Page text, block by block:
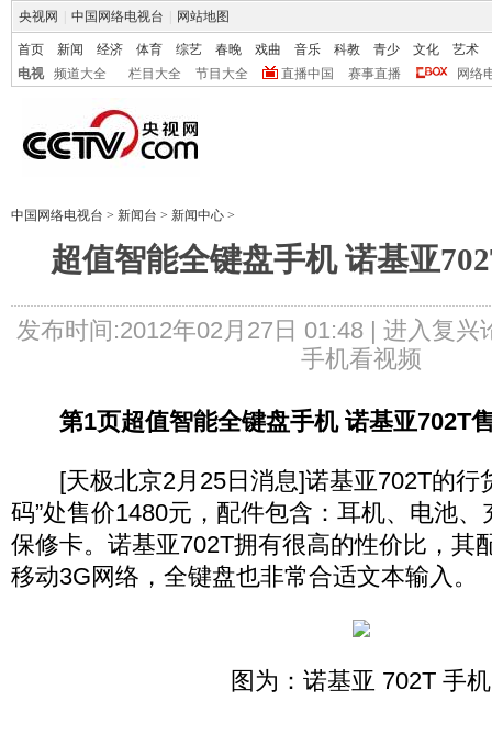
央视网 中国网络电视台 网站地图
首页 新闻 经济 体育 综艺 春晚 戏曲 音乐 科教 青少 文化
艺术
电视
频道大全 栏目大全 节目大全 直播中国 赛事直播 网络
中国网络电视台 > 新闻台 > 新闻中心 >
超值智能全键盘手机 诺基亚
发布时间:2012年02月27日 01:48 | 进入复兴
手机看视频
第1页超值智能全键盘手机 诺基亚702T
[天极北京2月25日消息]诺基亚702T的行
码”处售价1480元，配件包含：耳机、电池
保修卡。诺基亚702T拥有很高的性价比，其
移动3G网络，全键盘也非常合适文本输入。
图为：诺基亚 702T 手机